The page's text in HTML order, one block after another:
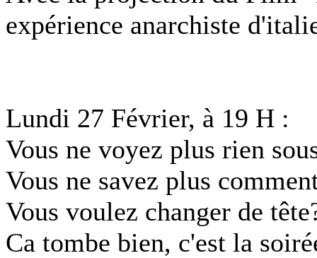
expérience anarchiste
Lundi 27 Février, à 19 H :
Vous ne voyez plus rien
Vous ne savez plus
Vous voulez changer de
Ca tombe bien, c'est la